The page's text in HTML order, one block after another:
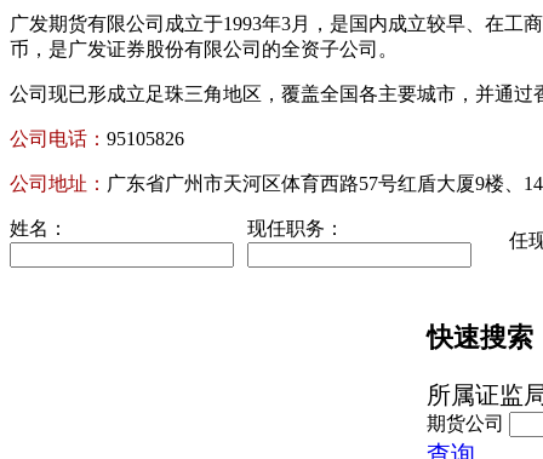
广发期货有限公司成立于1993年3月，是国内成立较早、在工
币，是广发证券股份有限公司的全资子公司。
公司现已形成立足珠三角地区，覆盖全国各主要城市，并通
公司电话： 95105826
公司地址： 广东省广州市天河区体育西路57号红盾大厦9楼、
姓名： 现任职务：
任
快速搜索
所属证监
期货公司